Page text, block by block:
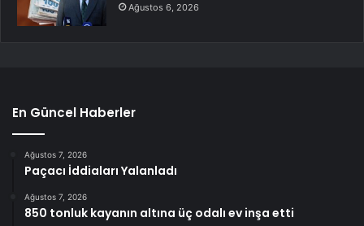
Ağustos 6, 2026
En Güncel Haberler
Ağustos 7, 2026
Paçacı İddiaları Yalanladı
Ağustos 7, 2026
850 tonluk kayanın altına üç odalı ev inşa etti